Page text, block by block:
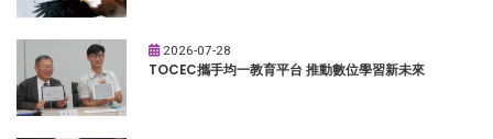
2026-07-28
TOCEC攜手均一教育平台 推動數位學習新未來